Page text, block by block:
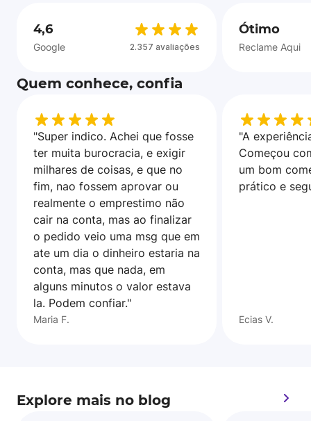
4,6
Google 2.357 avaliações
Ótimo
Reclame Aqui
Quem conhece, confia
"Super indico. Achei que fosse
ter muita burocracia, e exigir
milhares de coisas, e que no
fim, nao fossem aprovar ou
realmente o emprestimo não
cair na conta, mas ao finalizar
o pedido veio uma msg que em
ate um dia o dinheiro estaria na
conta, mas que nada, em
alguns minutos o valor estava
la. Podem confiar."
Maria F.
"A
Começou
um bom
prático e
Ecias V.
Explore mais no blog